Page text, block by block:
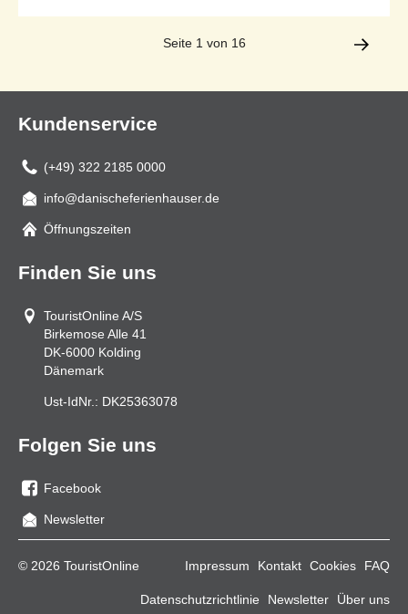
Seite 1 von 16
Kundenservice
(+49) 322 2185 0000
Mail
info@danischeferienhauser.de
Öffnungszeiten
Finden Sie uns
TouristOnline A/S
Birkemose Alle 41
DK-6000 Kolding
Dänemark
Ust-IdNr.: DK25363078
Folgen Sie uns
Sie
uns
Facebook
Newsletter
© 2026 TouristOnline Impressum Kontakt Cookies FAQ
Datenschutzrichtlinie Newsletter Über uns